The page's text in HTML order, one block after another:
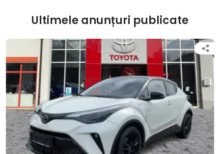
Ultimele anunțuri publicate